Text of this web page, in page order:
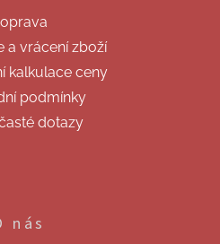
a vrácení zboží
kalkulace ceny
podmínky
dotazy
nás